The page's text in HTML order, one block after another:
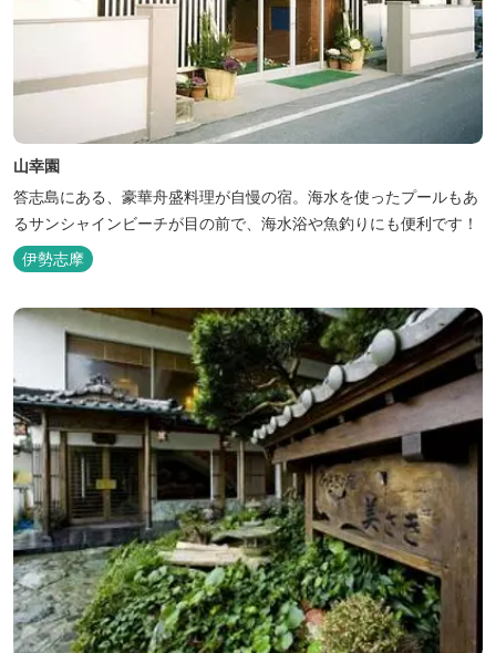
山幸園
答志島にある、豪華舟盛料理が自慢の宿。海水を使ったプールもあ
るサンシャインビーチが目の前で、海水浴や魚釣りにも便利です！
伊勢志摩